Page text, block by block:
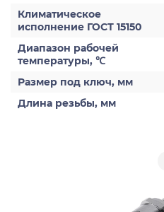
Климатическое
исполнение ГОСТ 15150
Диапазон рабочей
температуры, ℃
Размер под ключ, мм
Длина резьбы, мм